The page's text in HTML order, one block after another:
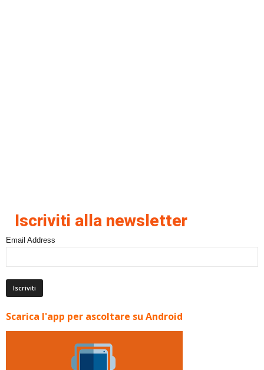
Iscriviti alla newsletter
Email Address
Scarica l'app per ascoltare su Android